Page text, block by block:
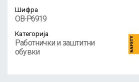
Шифра
OB-P6919
Категорија
Работнички и заштитни
обувки